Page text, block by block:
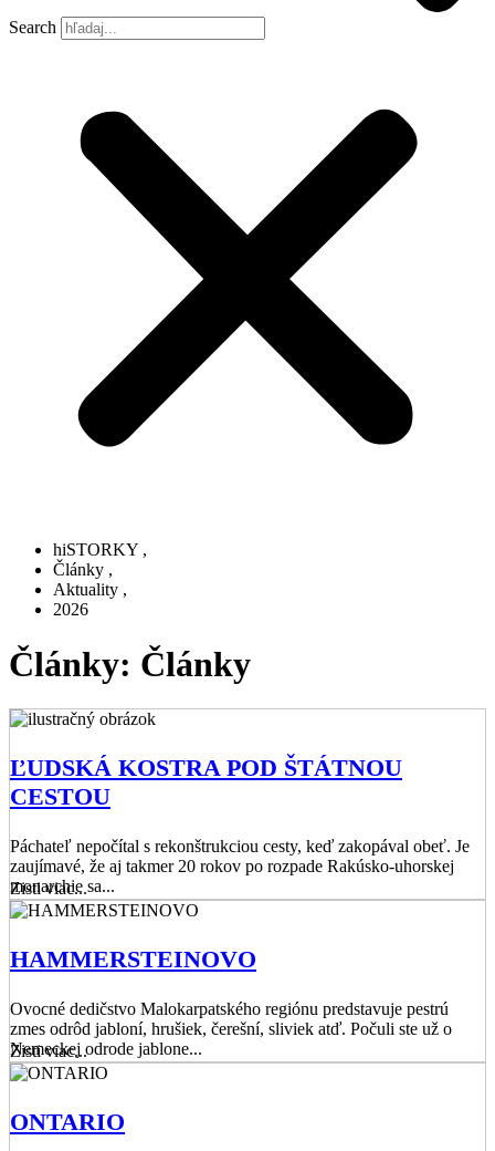
Search
hiSTORKY ,
Články ,
Aktuality ,
2026
Články: Články
ĽUDSKÁ KOSTRA POD ŠTÁTNOU
CESTOU
Páchateľ nepočítal s rekonštrukciou cesty, keď zakopával obeť. Je
zaujímavé, že aj takmer 20 rokov po rozpade Rakúsko-uhorskej
monarchie sa...
Zisti viac...
HAMMERSTEINOVO
Ovocné dedičstvo Malokarpatského regiónu predstavuje pestrú
zmes odrôd jabloní, hrušiek, čerešní, sliviek atď. Počuli ste už o
Nemeckej odrode jablone...
Zisti viac...
ONTARIO